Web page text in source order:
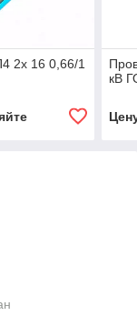
2х 16 0,66/1
кВ